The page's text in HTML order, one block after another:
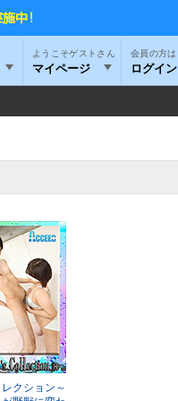
ようこそゲストさん
マイページ ログイン
クション～